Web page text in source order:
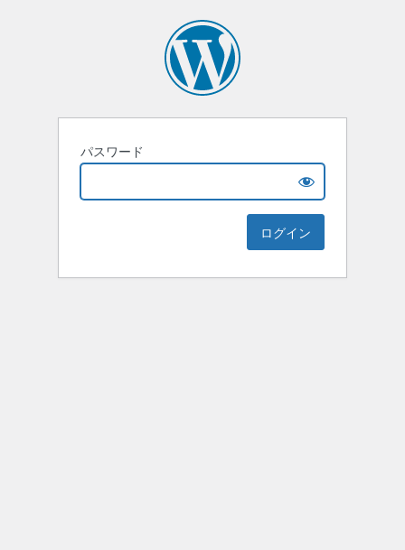
パスワード